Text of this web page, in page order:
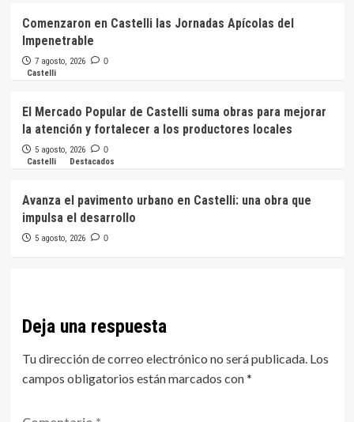
Comenzaron en Castelli las Jornadas Apícolas del
Impenetrable
7 agosto, 2026 0
Castelli
El Mercado Popular de Castelli suma obras para mejorar
la atención y fortalecer a los productores locales
5 agosto, 2026 0
Castelli Destacados
Avanza el pavimento urbano en Castelli: una obra que
impulsa el desarrollo
5 agosto, 2026 0
Deja una respuesta
Tu dirección de correo electrónico no será publicada. Los
campos obligatorios están marcados con*